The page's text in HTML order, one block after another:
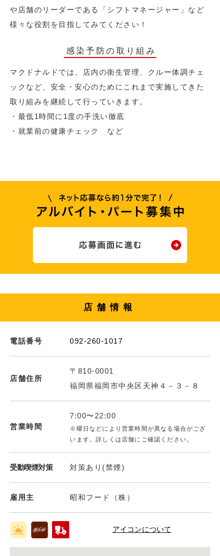
や店舗のリーダーである「シフトマネージャー」など
様々な役割を目指してみてください！
感染予防の取り組み
マクドナルドでは、店内の衛生管理、クルー体調チェ
ックなど、安全・安心のためにこれまで実施してきた
取り組みを継続して行っていきます。
・最低1時間に1度の手洗い徹底
・就業前の健康チェック など
店舗情報
電話番号 092-260-1017
店舗住所
〒810-0001
福岡県福岡市中央区天神４－３－８
営業時間
7:00〜22:00
※曜日などにより営業時間が異なる場合がござ
います。詳しくは店舗にご確認ください。
受動喫煙対策 対策あり(禁煙)
雇用主 昭和フード（株）
アイコンについて